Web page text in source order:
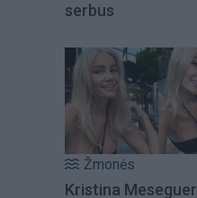
serbus
Žmonės
Kristina Meseguer